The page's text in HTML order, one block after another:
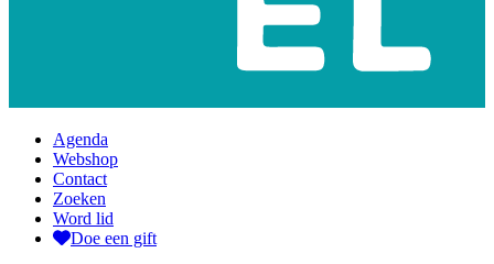
Agenda
Webshop
Contact
Zoeken
Word lid
Doe een gift